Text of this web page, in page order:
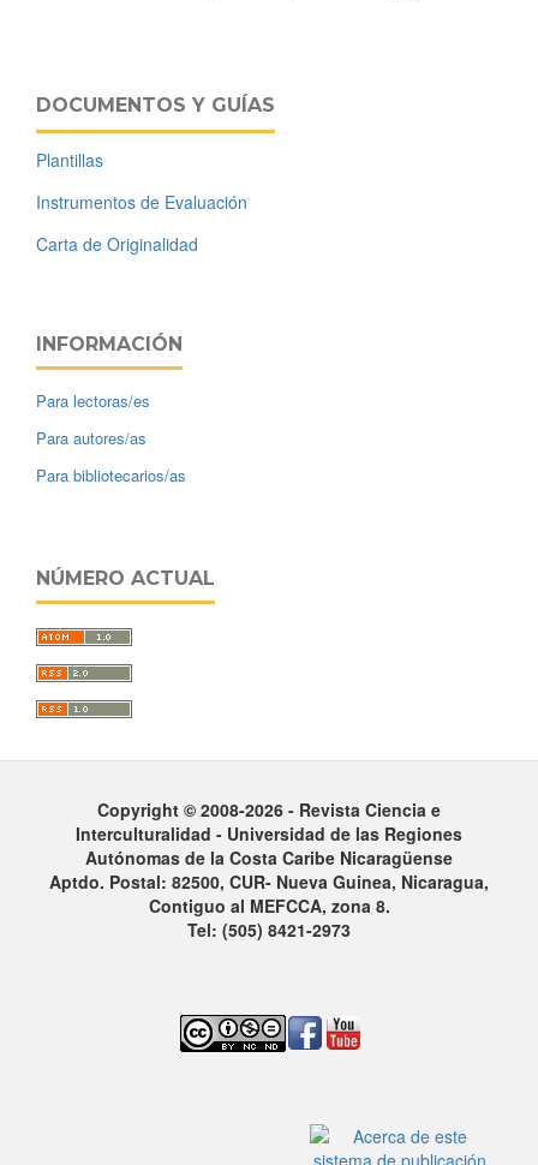
DOCUMENTOS Y GUÍAS
Plantillas
Instrumentos de Evaluación
Carta de Originalidad
INFORMACIÓN
Para lectoras/es
Para autores/as
Para bibliotecarios/as
NÚMERO ACTUAL
Copyright © 2008-2026 - Revista Ciencia e
Interculturalidad - Universidad de las Regiones
Autónomas de la Costa Caribe Nicaragüense
Aptdo. Postal: 82500, CUR- Nueva Guinea, Nicaragua,
Contiguo al MEFCCA, zona 8.
Tel: (505) 8421-2973